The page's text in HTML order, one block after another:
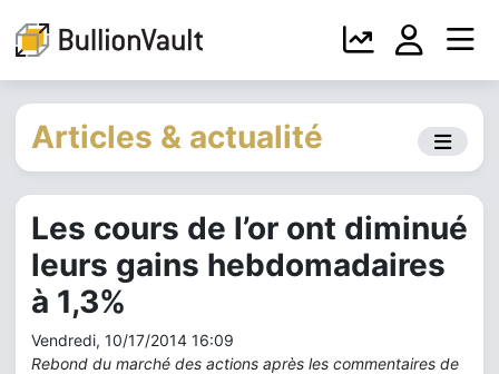
Articles & actualité
Les cours de l’or ont diminué
leurs gains hebdomadaires
à 1,3%
Vendredi, 10/17/2014 16:09
Rebond du marché des actions après les commentaires de